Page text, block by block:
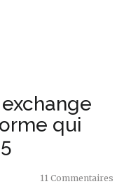
qui
11 Commentaires